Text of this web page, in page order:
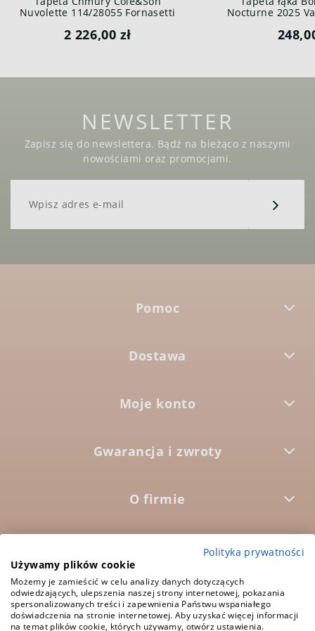
Nuvolette 114/28055 Fornasetti
2 226,00 zł
Nocturne 2025
NEWSLETTER
Zapisz się do newslettera. Bądź na bieżąco z naszymi
nowościami oraz promocjami.
Pomoc
Dostawa
Moje konto
Gwarancja i zwroty
O firmie
Średnia ocena:5.0
1573 opinii
Polityka prywatności
Używamy plików cookie
Możemy je zamieścić w celu analizy danych dotyczących
odwiedzających, ulepszenia naszej strony internetowej, pokazania
spersonalizowanych treści i zapewnienia Państwu wspaniałego
doświadczenia na stronie internetowej. Aby uzyskać więcej informacji
na temat plików cookie, których używamy, otwórz ustawienia.